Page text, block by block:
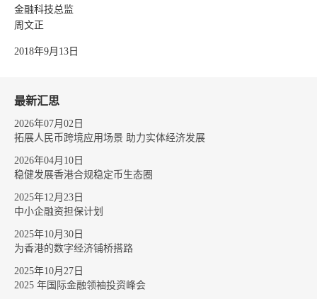
金融科技总监
周文正
2018年9月13日
最新汇思
2026年07月02日
拓展人民币跨境应用场景 助力实体经济发展
2026年04月10日
稳健发展香港合规稳定币生态圈
2025年12月23日
中小企融资担保计划
2025年10月30日
为香港的数字经济铺桥搭路
2025年10月27日
2025 年国际金融领袖投资峰会